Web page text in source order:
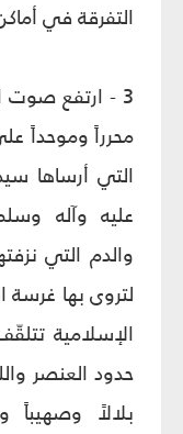
التفرقة في
3 - ارتفع صوت
محرراً وموحداً
التي أرساها
عليه وآله
والدم التي
لتروى بها غرسة
الإسلامية
حدود العنصر
بلالاً وصهيباً